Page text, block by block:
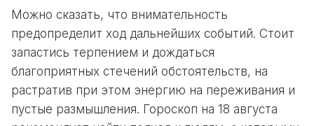
Можно сказать, что внимательность
предопределит ход дальнейших событий. Стоит
запастись терпением и дождаться
благоприятных стечений обстоятельств, на
растратив при этом энергию на переживания и
пустые размышления. Гороскоп на 18 августа